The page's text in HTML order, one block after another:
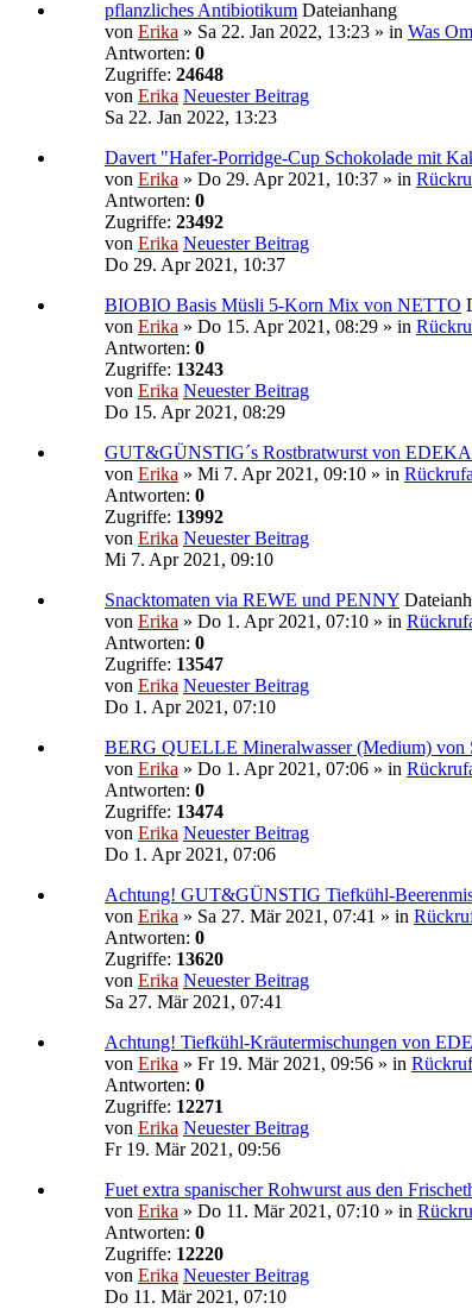
pflanzliches Antibiotikum Dateianhang
von Erika » Sa 22. Jan 2022, 13:23 » in Was
Antworten: 0
Zugriffe: 24648
von Erika Neuester Beitrag
Sa 22. Jan 2022, 13:23
Davert "Hafer-Porridge-Cup Schokolade mit
von Erika » Do 29. Apr 2021, 10:37 » in
Antworten: 0
Zugriffe: 23492
von Erika Neuester Beitrag
Do 29. Apr 2021, 10:37
BIOBIO Basis Müsli 5-Korn Mix von NETTO
von Erika » Do 15. Apr 2021, 08:29 » in
Antworten: 0
Zugriffe: 13243
von Erika Neuester Beitrag
Do 15. Apr 2021, 08:29
GUT&GÜNSTIG´s Rostbratwurst von
von Erika » Mi 7. Apr 2021, 09:10 » in
Antworten: 0
Zugriffe: 13992
von Erika Neuester Beitrag
Mi 7. Apr 2021, 09:10
Snacktomaten via REWE und PENNY
von Erika » Do 1. Apr 2021, 07:10 » in
Antworten: 0
Zugriffe: 13547
von Erika Neuester Beitrag
Do 1. Apr 2021, 07:10
BERG QUELLE Mineralwasser (Medium) von
von Erika » Do 1. Apr 2021, 07:06 » in
Antworten: 0
Zugriffe: 13474
von Erika Neuester Beitrag
Do 1. Apr 2021, 07:06
Achtung! GUT&GÜNSTIG Tiefkühl-
von Erika » Sa 27. Mär 2021, 07:41 » in
Antworten: 0
Zugriffe: 13620
von Erika Neuester Beitrag
Sa 27. Mär 2021, 07:41
Achtung! Tiefkühl-Kräutermischungen von
von Erika » Fr 19. Mär 2021, 09:56 » in
Antworten: 0
Zugriffe: 12271
von Erika Neuester Beitrag
Fr 19. Mär 2021, 09:56
Fuet extra spanischer Rohwurst aus den
von Erika » Do 11. Mär 2021, 07:10 » in
Antworten: 0
Zugriffe: 12220
von Erika Neuester Beitrag
Do 11. Mär 2021, 07:10